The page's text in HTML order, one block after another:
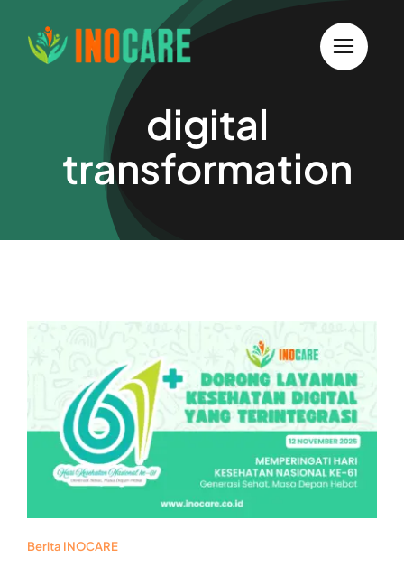
content
digital
transformation
Berita INOCARE